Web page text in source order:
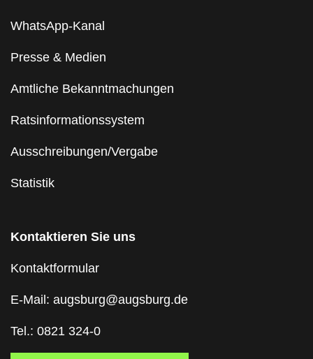
WhatsApp-Kanal
Presse & Medien
Amtliche Bekanntmachungen
Ratsinformationssystem
Ausschreibungen/Vergabe
Statistik
Kontaktieren Sie uns
Kontaktformular
E-Mail: augsburg@augsburg.de
Tel.: 0821 324-0